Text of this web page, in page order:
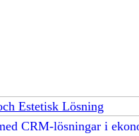
Estetisk Lösning